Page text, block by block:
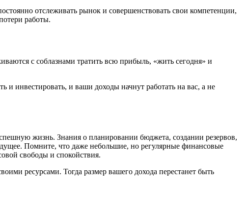
отслеживать рынок и совершенствовать свои компетенции,
работы.
с соблазнами тратить всю прибыль, «жить сегодня» и
инвестировать, и ваши доходы начнут работать на вас, а не
жизнь. Знания о планировании бюджета, создании резервов,
Помните, что даже небольшие, но регулярные финансовые
свободы и спокойствия.
ресурсами. Тогда размер вашего дохода перестанет быть